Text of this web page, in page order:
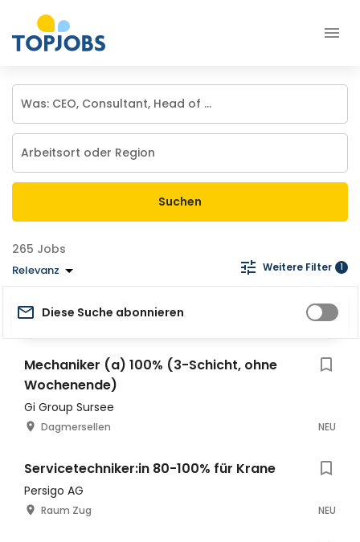
Suchen
Jobs
Relevanz Weitere Filter 1
Diese Suche abonnieren
Mechaniker (a) 100% (3-Schicht, ohne
Wochenende)
Gi Group Sursee
Dagmersellen NEU
Servicetechniker:in 80-100% für Krane
Persigo AG
Raum Zug NEU